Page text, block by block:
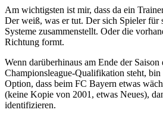
Am wichtigsten ist mir, dass da ein
Der weiß, was er tut. Der sich Spieler für
Systeme zusammenstellt. Oder die
Richtung formt.
Wenn darüberhinaus am Ende der
Championsleague-Qualifikation steht,
Option, dass beim FC Bayern etwas
(keine Kopie von 2001, etwas Neues),
identifizieren.